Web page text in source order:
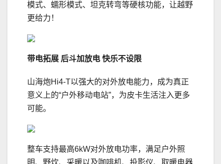
模式、蠕形模式、坦克转弯等硬核功能，让越野
更给力！
带电拓展 后斗加放电 快乐不设限
山海炮Hi4-T以强大的对外放电能力，成为真正
意义上的“户外移动电站”，为皮卡生活注入更多
可能。
整车支持最高6kW对外放电功率，满足户外照